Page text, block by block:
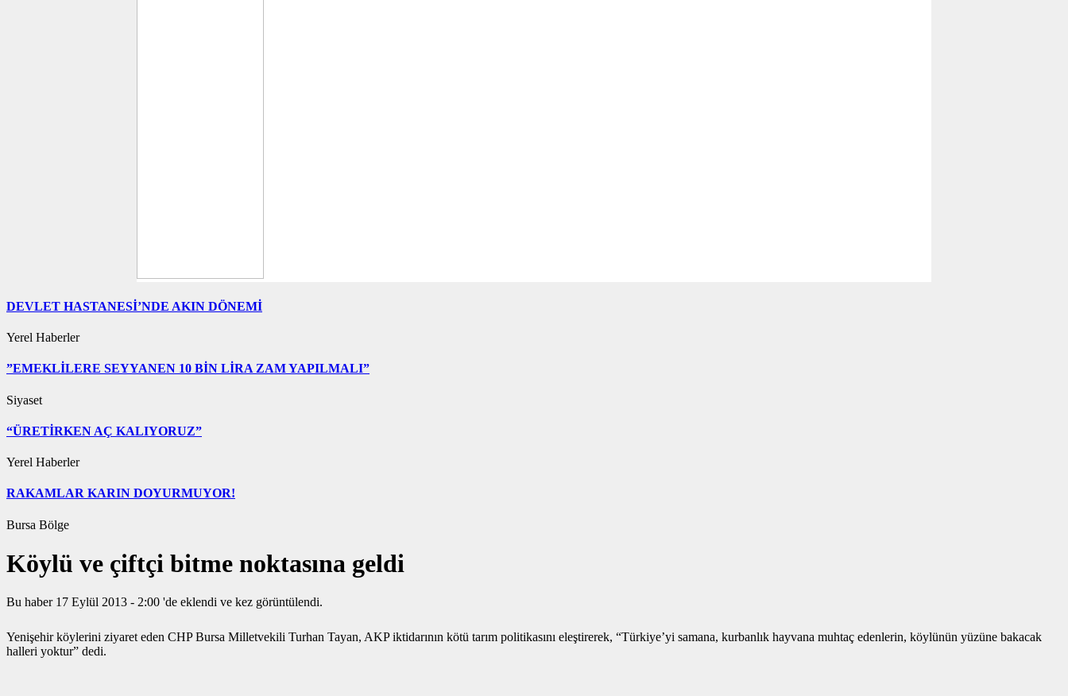
DEVLET HASTANESİ’NDE AKIN DÖNEMİ
Yerel Haberler
”EMEKLİLERE SEYYANEN 10 BİN LİRA ZAM YAPILMALI”
Siyaset
“ÜRETİRKEN AÇ KALIYORUZ”
Yerel Haberler
RAKAMLAR KARIN DOYURMUYOR!
Bursa Bölge
Köylü ve çiftçi bitme noktasına geldi
Bu haber 17 Eylül 2013 - 2:00 'de eklendi ve kez görüntülendi.
Yenişehir köylerini ziyaret eden CHP Bursa Milletvekili Turhan Tayan, AKP iktidarının kötü tarım politikasını eleştirerek, “Türkiye’yi samana, kurbanlık hayvana muhtaç edenlerin, köylünün yüzüne bakacak
halleri yoktur” dedi.